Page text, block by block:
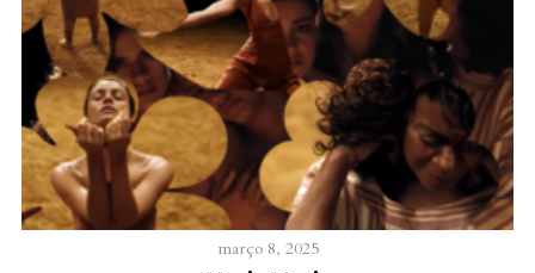
março 8, 2025